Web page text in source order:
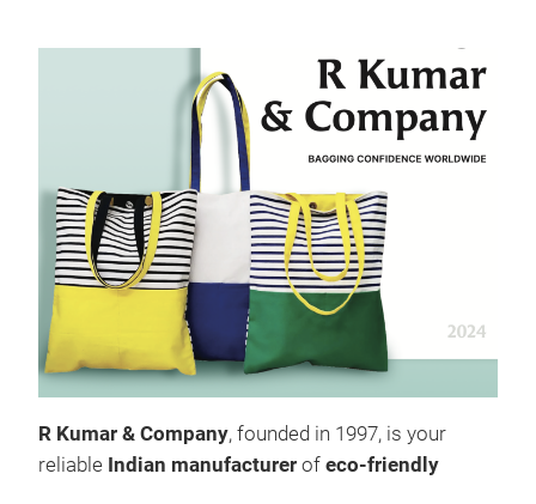
R Kumar & Company, founded in 1997, is your
reliable Indian manufacturer of eco-friendly